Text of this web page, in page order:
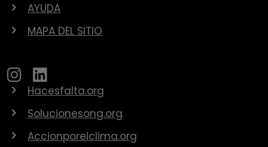
AYUDA
MAPA DEL SITIO
Hacesfalta.org
Solucionesong.org
Accionporelclima.org